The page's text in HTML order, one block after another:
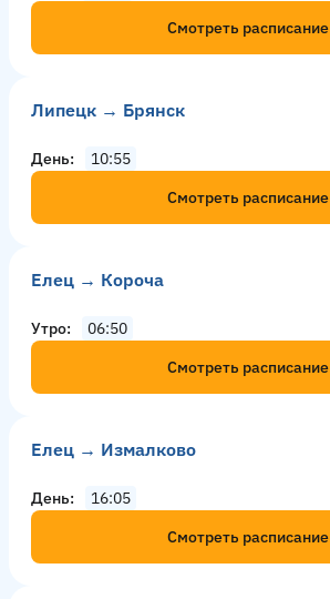
Смотреть расписание
Липецк → Брянск
День
10:55
Смотреть расписание
Елец → Короча
Утро
06:50
Смотреть расписание
Елец → Измалково
День
16:05
Смотреть расписание